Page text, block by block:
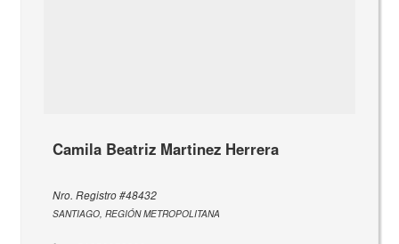
Camila Beatriz Martinez Herrera
Nro. Registro #48432
SANTIAGO, REGIÓN METROPOLITANA